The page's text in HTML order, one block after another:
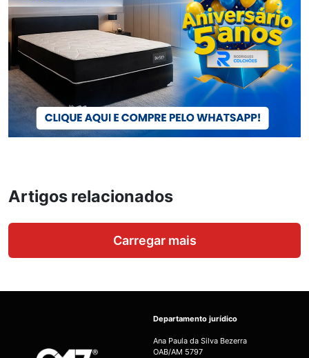
Artigos relacionados
Carregar mais
Departamento jurídico
Ana Paula da Silva Bezerra
OAB/AM 5797